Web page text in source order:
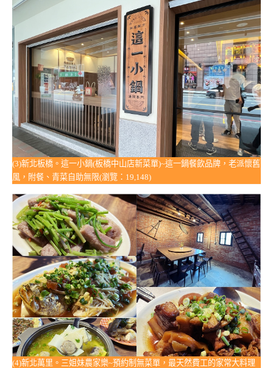
(3)新北板橋。這一小鍋(板橋中山店新菜單)~這一鍋餐飲品牌，老派懷舊
風，附餐、青菜自助無限(瀏覽：19,148)
(4)新北萬里。三姐妹農家樂~預約制無菜單，最天然費工的家常大料理